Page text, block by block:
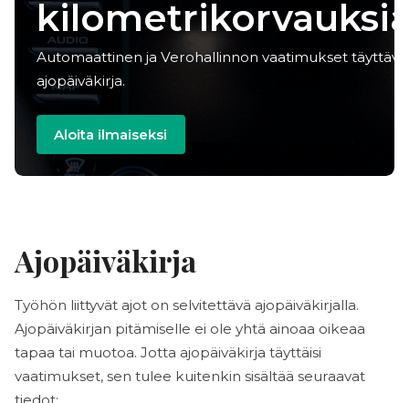
Säästä aikaa
Automaattinen ja Verohallinnon vaatimukset
täyttävä ajopäiväkirja.
Aloita ilmaiseksi
Ajopäiväkirja
Työhön liittyvät ajot on selvitettävä ajopäiväkirjalla.
Ajopäiväkirjan pitämiselle ei ole yhtä ainoaa oikeaa
tapaa tai muotoa. Jotta ajopäiväkirja täyttäisi
vaatimukset, sen tulee kuitenkin sisältää seuraavat